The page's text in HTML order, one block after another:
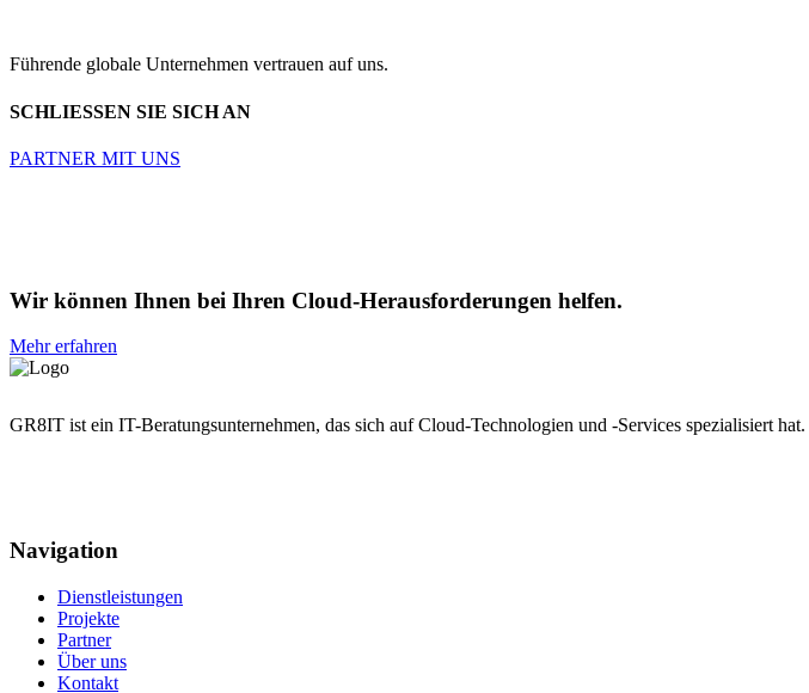
Führende globale Unternehmen vertrauen auf uns.
SCHLIESSEN SIE SICH AN
PARTNER MIT UNS
Wir können Ihnen bei Ihren Cloud-Herausforderungen helfen.
Mehr erfahren
GR8IT ist ein IT-Beratungsunternehmen, das sich auf Cloud-Technologien und -Services spezialisiert
Navigation
Dienstleistungen
Projekte
Partner
Über uns
Kontakt